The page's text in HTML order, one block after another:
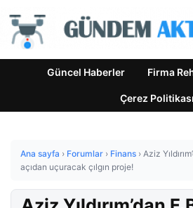
Güncel Haberler Firma
Çerez Politikası
Ana sayfa › Forumlar › Finans › Aziz
açıdan uçuracak çılgın proje!